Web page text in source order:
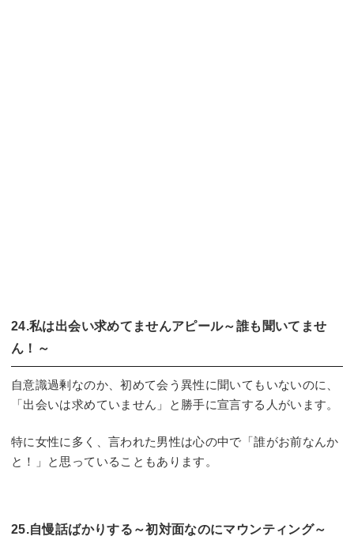
24.私は出会い求めてませんアピール～誰も聞いてませ
ん！～
自意識過剰なのか、初めて会う異性に聞いてもいないのに、
「出会いは求めていません」と勝手に宣言する人がいます。
特に女性に多く、言われた男性は心の中で「誰がお前なんか
と！」と思っていることもあります。
25.自慢話ばかりする～初対面なのにマウンティング～